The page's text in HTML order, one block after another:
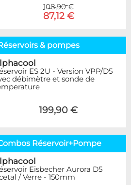
108,90 €
87,12 €
& pompes
ES 2U - Version VPP/D5
débimètre et sonde de
199,90 €
Réservoir+Pompe
Eisbecher Aurora D5
/ Verre - 150mm